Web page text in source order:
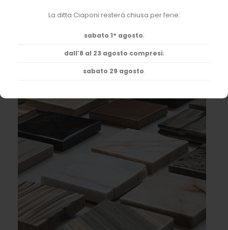
La ditta Ciaponi resterà chiusa per ferie:
sabato 1° agosto;
dall’8 al 23 agosto compresi;
sabato 29 agosto.
Pavimenti e rivestimenti
spazi e per la ristrutturazione di ambienti